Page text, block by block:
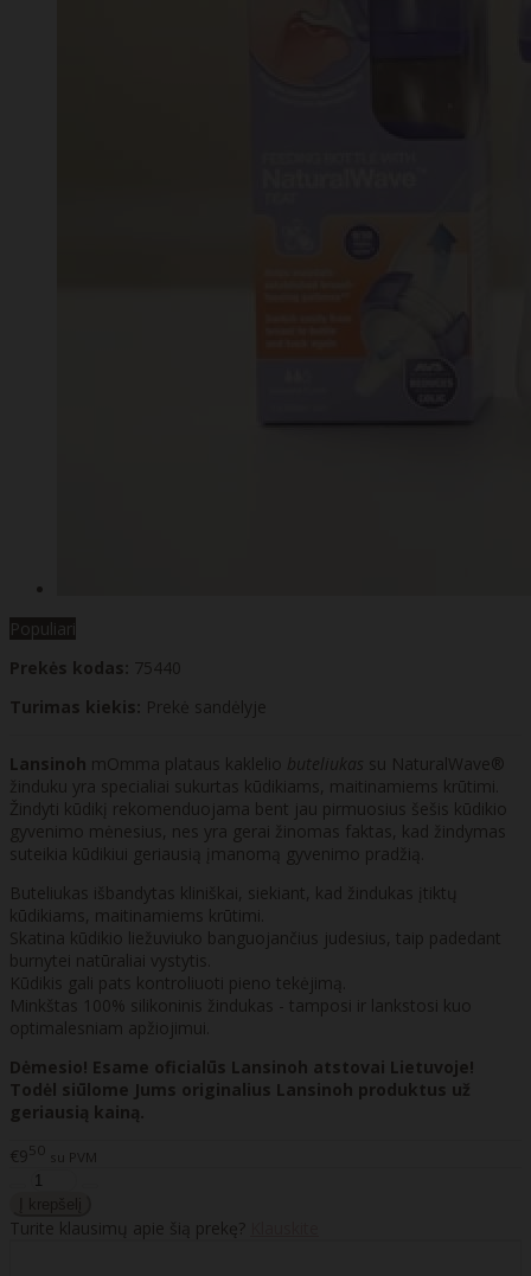
Populiari
Prekės kodas: 75440
Turimas kiekis: Prekė sandėlyje
Lansinoh mOmma plataus kaklelio buteliukas su NaturalWave®
žinduku yra specialiai sukurtas kūdikiams, maitinamiems krūtimi.
Žindyti kūdikį rekomenduojama bent jau pirmuosius šešis kūdikio
gyvenimo mėnesius, nes yra gerai žinomas faktas, kad žindymas
suteikia kūdikiui geriausią įmanomą gyvenimo pradžią.
Buteliukas išbandytas kliniškai, siekiant, kad žindukas įtiktų
kūdikiams, maitinamiems krūtimi.
Skatina kūdikio liežuviuko banguojančius judesius, taip padedant
burnytei natūraliai vystytis.
Kūdikis gali pats kontroliuoti pieno tekėjimą.
Minkštas 100% silikoninis žindukas - tamposi ir lankstosi kuo
optimalesniam apžiojimui.
Dėmesio! Esame oficialūs Lansinoh atstovai Lietuvoje!
Todėl siūlome Jums originalius Lansinoh produktus už
geriausią kainą.
€950 su PVM
Turite klausimų apie šią prekę?